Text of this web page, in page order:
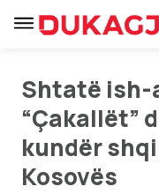
Lajme
Shtatë
“Çakallët”
kundër
Kosovës